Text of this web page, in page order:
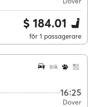
$ 184.01
för 1 passagerare
16:25
Dover